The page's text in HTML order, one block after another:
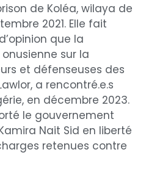
de Koléa, wilaya de
2021. Elle fait
que la
sur la
et défenseuses des
a rencontré.e.s
en décembre 2023.
le gouvernement
Nait Sid en liberté
retenues contre